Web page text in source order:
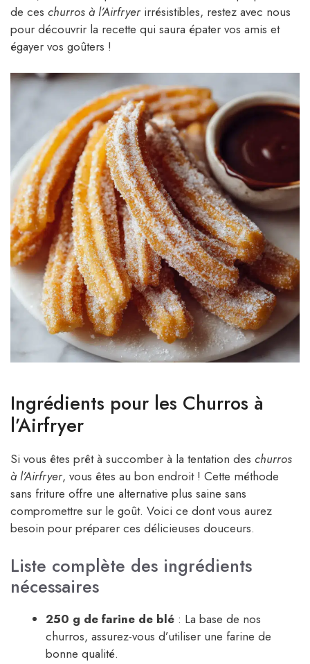
de ces churros à l’Airfryerirrésistibles, restez avec nous
pour découvrir la recette qui saura épater vos amis et
égayer vos goûters !
Ingrédients pour les Churros à
l’Airfryer
Si vous êtes prêt à succomber à la tentation des churros
à l’Airfryer, vous êtes au bon endroit ! Cette méthode
sans friture offre une alternative plus saine sans
compromettre sur le goût. Voici ce dont vous aurez
besoin pour préparer ces délicieuses douceurs.
Liste complète des ingrédients
nécessaires
250 g de farine de blé : La base de nos
churros, assurez-vous d’utiliser une farine de
bonne qualité.